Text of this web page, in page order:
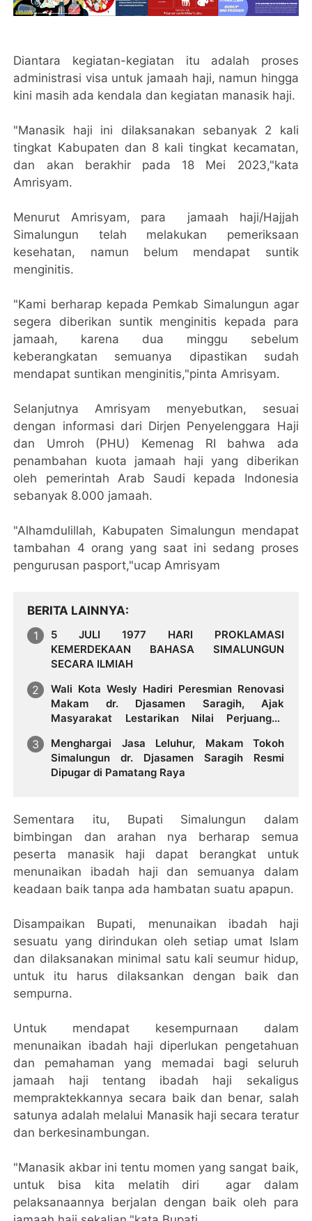
Diantara kegiatan-kegiatan itu adalah proses
administrasi visa untuk jamaah haji, namun hingga
kini masih ada kendala dan kegiatan manasik haji.
"Manasik haji ini dilaksanakan sebanyak 2 kali
tingkat Kabupaten dan 8 kali tingkat kecamatan,
dan akan berakhir pada 18 Mei 2023,"kata
Amrisyam.
Menurut Amrisyam, para jamaah haji/Hajjah
Simalungun telah melakukan pemeriksaan
kesehatan, namun belum mendapat suntik
menginitis.
"Kami berharap kepada Pemkab Simalungun agar
segera diberikan suntik menginitis kepada para
jamaah, karena dua minggu sebelum
keberangkatan semuanya dipastikan sudah
mendapat suntikan menginitis,"pinta Amrisyam.
Selanjutnya Amrisyam menyebutkan, sesuai
dengan informasi dari Dirjen Penyelenggara Haji
dan Umroh (PHU) Kemenag RI bahwa ada
penambahan kuota jamaah haji yang diberikan
oleh pemerintah Arab Saudi kepada Indonesia
sebanyak 8.000 jamaah.
"Alhamdulillah, Kabupaten Simalungun mendapat
tambahan 4 orang yang saat ini sedang proses
pengurusan pasport,"ucap Amrisyam
BERITA LAINNYA
5 JULI 1977 HARI PROKLAMASI
KEMERDEKAAN BAHASA SIMALUNGUN
SECARA ILMIAH
Wali Kota Wesly Hadiri Peresmian Renovasi
Makam dr. Djasamen Saragih, Ajak
Masyarakat Lestarikan Nilai Perjuangan
Menghargai Jasa Leluhur, Makam Tokoh
Simalungun dr. Djasamen Saragih Resmi
Dipugar di Pamatang Raya
Sementara itu, Bupati Simalungun dalam
bimbingan dan arahan nya berharap semua
peserta manasik haji dapat berangkat untuk
menunaikan ibadah haji dan semuanya dalam
keadaan baik tanpa ada hambatan suatu apapun.
Disampaikan Bupati, menunaikan ibadah haji
sesuatu yang dirindukan oleh setiap umat Islam
dan dilaksanakan minimal satu kali seumur hidup,
untuk itu harus dilaksankan dengan baik dan
sempurna.
Untuk mendapat kesempurnaan dalam
menunaikan ibadah haji diperlukan pengetahuan
dan pemahaman yang memadai bagi seluruh
jamaah haji tentang ibadah haji sekaligus
mempraktekkannya secara baik dan benar, salah
satunya adalah melalui Manasik haji secara teratur
dan berkesinambungan.
"Manasik akbar ini tentu momen yang sangat baik,
untuk bisa kita melatih diri agar dalam
pelaksanaannya berjalan dengan baik oleh para